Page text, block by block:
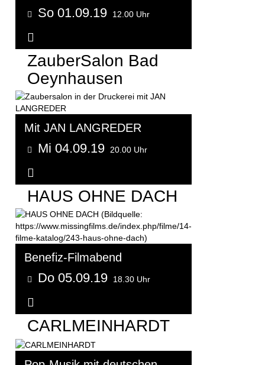
So 01.09.19 12.00 Uhr
ZauberSalon Bad
Oeynhausen
Mit JAN LANGREDER
Mi 04.09.19 20.00 Uhr
HAUS OHNE DACH
Benefiz-Filmabend
Do 05.09.19 18.30 Uhr
CARLMEINHARDT